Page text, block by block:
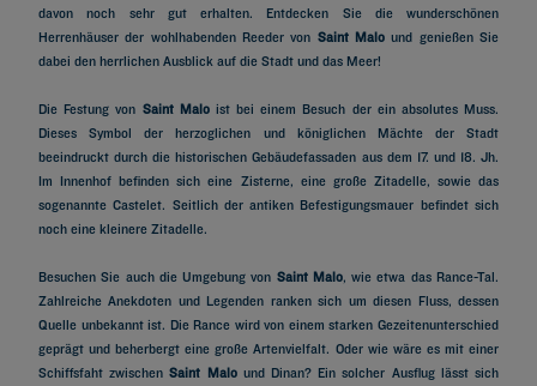
davon noch sehr gut erhalten. Entdecken Sie die wunderschönen
Herrenhäuser der wohlhabenden Reeder von Saint Malo und genießen Sie
dabei den herrlichen Ausblick auf die Stadt und das Meer!
Die Festung von Saint Maloist bei einem Besuch der ein absolutes Muss.
Dieses Symbol der herzoglichen und königlichen Mächte der Stadt
beeindruckt durch die historischen Gebäudefassaden aus dem 17. und 18. Jh.
Im Innenhof befinden sich eine Zisterne, eine große Zitadelle, sowie das
sogenannte Castelet. Seitlich der antiken Befestigungsmauer befindet sich
noch eine kleinere Zitadelle.
Besuchen Sie auch die Umgebung von Saint Malo, wie etwa das Rance-Tal.
Zahlreiche Anekdoten und Legenden ranken sich um diesen Fluss, dessen
Quelle unbekannt ist. Die Rance wird von einem starken Gezeitenunterschied
geprägt und beherbergt eine große Artenvielfalt. Oder wie wäre es mit einer
Schiffsfaht zwischenSaint Malound Dinan? Ein solcher Ausflug lässt sich